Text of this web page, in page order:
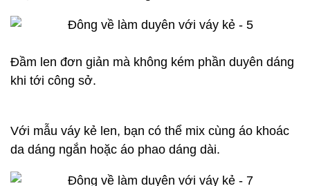
Đầm len đơn giản mà không kém phần duyên dáng
khi tới công sở.
Với mẫu váy kẻ len, bạn có thể mix cùng áo khoác
da dáng ngắn hoặc áo phao dáng dài.